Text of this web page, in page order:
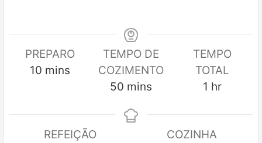
PREPARO
10minutes
mins
TEMPO DE
COZIMENTO
50 minutes
mins
TEMPO
TOTAL
1 hour
hr
REFEIÇÃO
COZINHA